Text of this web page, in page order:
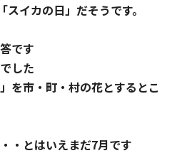
イカの日」だそうです。
です
した
を市・町・村の花とするとこ
・とはいえまだ7月です